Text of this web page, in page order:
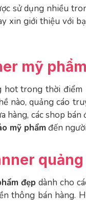
sử dụng nhiều
xin giới thiệu với
mỹ
trong thời điểm
nào, quảng cáo
hàng, các shop
mỹ phẩmđến
đẹp dành cho
thông bán hàng.